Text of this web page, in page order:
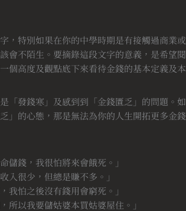
，特別如果在你的中學時期是有接觸過商業或
會不陌生。要摘錄這段文字的意義，是希望閱
個高度及觀點底下來看待金錢的基本定義及本
「發錢寒」及感到到「金錢匱乏」的問題。如
」的心態，那是無法為你的人生開拓更多金錢
儲錢，我很怕將來會餓死。」
入很少，但總是賺不多。」
我怕之後沒有錢用會窮死。」
所以我要儲姑婆本買姑婆屋住。」